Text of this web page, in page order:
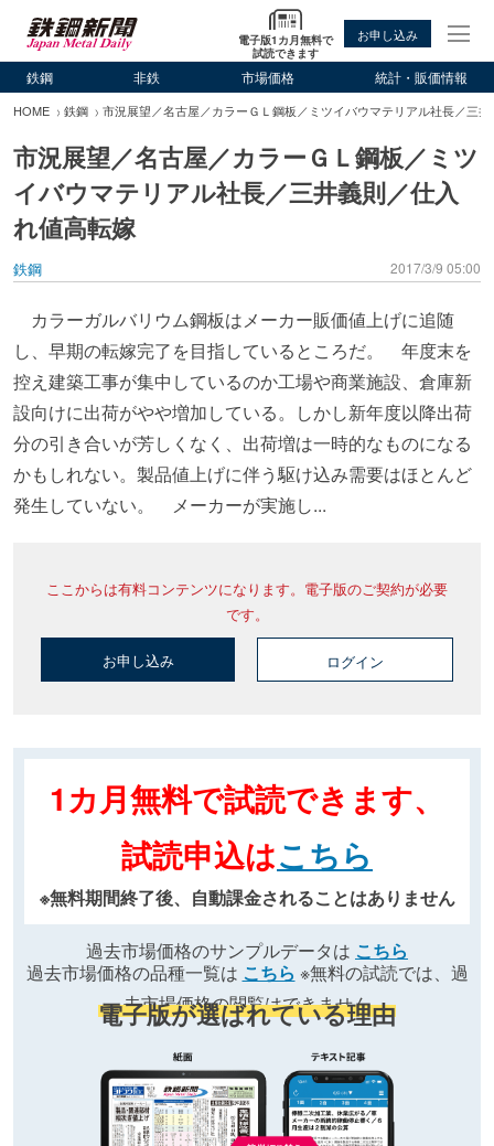
電子版1カ月無料で
試読できます
お申し込み
鉄鋼 非鉄 市場価格 統計・販価情報
HOME 鉄鋼 市況展望／名古屋／カラーＧＬ鋼板／ミツイバウマテリアル社長／三
市況展望／名古屋／カラーＧＬ鋼板／ミツ
イバウマテリアル社長／三井義則／仕入
れ値高転嫁
鉄鋼 2017/3/9 05:00
カラーガルバリウム鋼板はメーカー販価値上げに追随
し、早期の転嫁完了を目指しているところだ。 年度末を
控え建築工事が集中しているのか工場や商業施設、倉庫新
設向けに出荷がやや増加している。しかし新年度以降出荷
分の引き合いが芳しくなく、出荷増は一時的なものになる
かもしれない。製品値上げに伴う駆け込み需要はほとんど
発生していない。 メーカーが実施し...
ここからは有料コンテンツになります。電子版のご契約が必要
です。
お申し込み ログイン
1カ月無料で試読できます、
試読申込はこちら
※無料期間終了後、自動課金されることはありません
過去市場価格のサンプルデータは こちら
過去市場価格の品種一覧は こちら ※無料の試読では、過
去市場価格の閲覧はできません
電子版が選ばれている理由